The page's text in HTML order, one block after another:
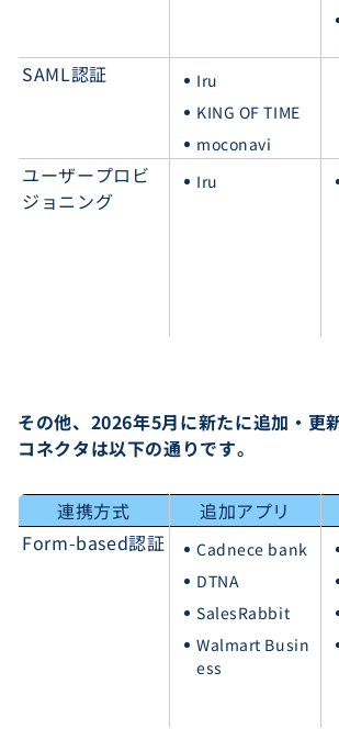
SAML認証
Iru
KING OF TIME
moconavi
ユーザープロビ
ジョニング
Iru
その他、2026年5月に新たに追加・更
コネクタは以下の通りです。
連携方式 追加アプリ
Form-based認証
Cadnece bank
DTNA
SalesRabbit
Walmart Busin
ess